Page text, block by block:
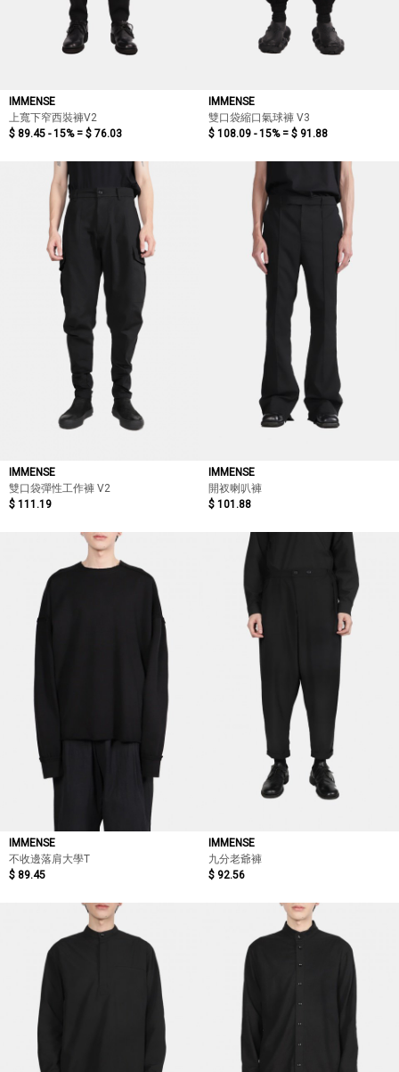
IMMENSE
上寬下窄西裝褲V2
$ 89.45 - 15% = $ 76.03
IMMENSE
雙口袋縮口氣球褲 V3
$ 108.09 - 15% = $ 91.88
IMMENSE
雙口袋彈性工作褲 V2
$ 111.19
IMMENSE
開衩喇叭褲
$ 101.88
IMMENSE
不收邊落肩大學T
$ 89.45
IMMENSE
九分老爺褲
$ 92.56